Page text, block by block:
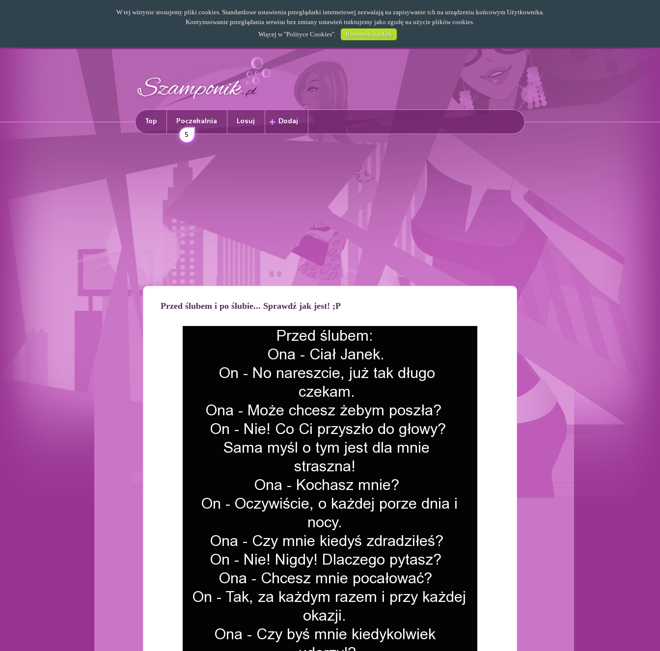
Top Poczekalnia
5
Losuj Dodaj
Przed ślubem i po ślubie... Sprawdź jak jest! ;P
W tej witrynie stosujemy pliki cookies. Standardowe ustawienia przeglądarki internetowej zezwalają na zapisywanie ich na urządzeniu końcowym Użytkownika.
Kontynuowanie przeglądania serwisu bez zmiany ustawień traktujemy jako zgodę na użycie plików cookies.
Więcej w "Polityce Cookies". Rozumiem, zamknij